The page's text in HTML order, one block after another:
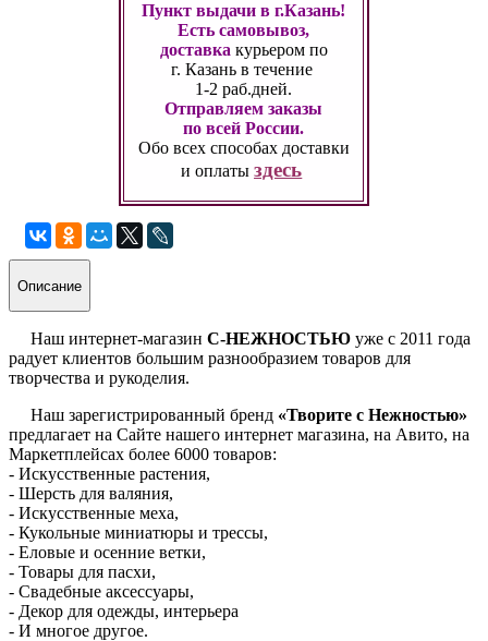
Пункт выдачи в г.Казань!
Есть самовывоз,
доставка курьером по
г. Казань в течение
1-2 раб.дней.
Отправляем заказы
по всей России.
Обо всех способах доставки
и оплатыздесь
Описание
Наш интернет-магазин С-НЕЖНОСТЬЮ уже с 2011 года
радует клиентов большим разнообразием товаров для
творчества и рукоделия.
Наш зарегистрированный бренд «Творите с Нежностью»
предлагает на Сайте нашего интернет магазина, на Авито, на
Маркетплейсах более 6000 товаров:
- Искусственные растения,
- Шерсть для валяния,
- Искусственные меха,
- Кукольные миниатюры и трессы,
- Еловые и осенние ветки,
- Товары для пасхи,
- Свадебные аксессуары,
- Декор для одежды, интерьера
- И многое другое.